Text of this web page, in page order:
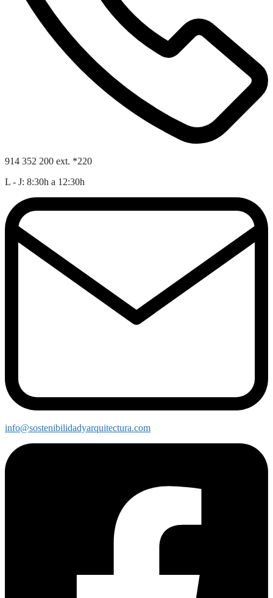
914 352 200 ext. *220
L - J: 8:30h a 12:30h
info@sostenibilidadyarquitectura.com